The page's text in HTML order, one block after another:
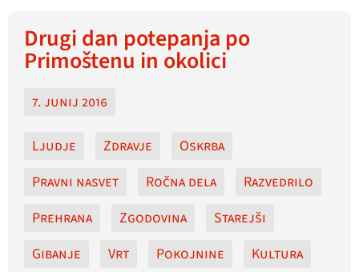
Drugi dan potepanja po
Primoštenu in okolici
7. junij 2016
Ljudje Zdravje
Oskrba
Pravni nasvet
Ročna dela
Razvedrilo
Prehrana
Zgodovina
Starejši
Gibanje
Vrt Pokojnine
Kultura